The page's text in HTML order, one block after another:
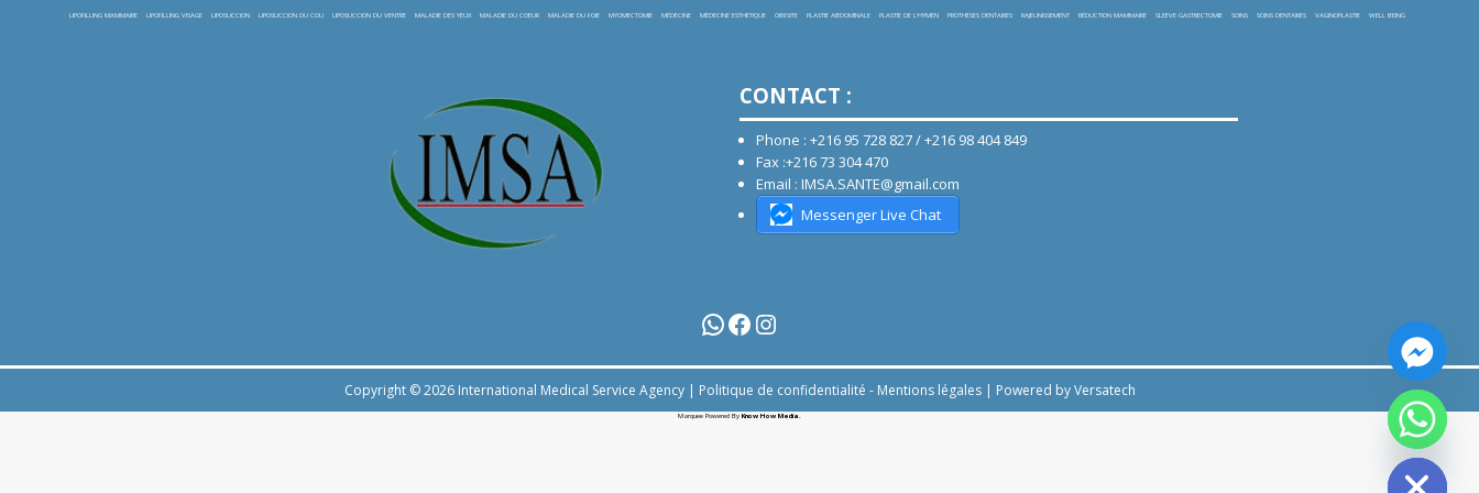
LIPOFILLING MAMMAIRE LIPOFILLING VISAGE LIPOSUCCION LIPOSUCCION DU COU LIPOSUCCION DU VENTRE MALADIE DES YEUX MALADIE DU COEUR MALADIE DU FOIE MYOMECTOMIE MÉDECINE MÉDECINE ESTHÉTIQUE OBESITE PLASTIE ABDOMINALE PLASTIE DE L'HYMEN PROTHÈSES DENTAIRES RAJEUNISSEMENT RÉDUCTION MAMMAIRE SLEEVE GASTRECTOMIE SOINS SOINS DENTAIRES VAGINOPLASTIE WELL BEING
CONTACT :
Phone : +216 95 728 827 / +216 98 404 849
Fax :+216 73 304 470
Email : IMSA.SANTE@gmail.com
Messenger Live Chat
Copyright © 2026 International Medical Service Agency | Politique de confidentialité - Mentions légales| Powered by Versatech
Marquee Powered By Know How Media.
Hide chaty